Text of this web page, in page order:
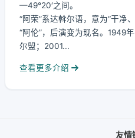
—49°20′之间。
“阿荣”系达斡尔语，意为“干净
“阿伦”，后演变为现名。1949
尔盟；2001...
查看更多介绍
友情